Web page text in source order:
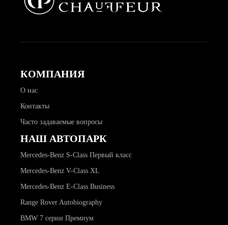
КОМПАНИЯ
О нас
Контакты
Часто задаваемые вопросы
НАШ АВТОПАРК
Mercedes-Benz S-Class Первый класс
Mercedes-Benz V-Class XL
Mercedes-Benz E-Class Business
Range Rover Autobiography
BMW 7 серии Премиум